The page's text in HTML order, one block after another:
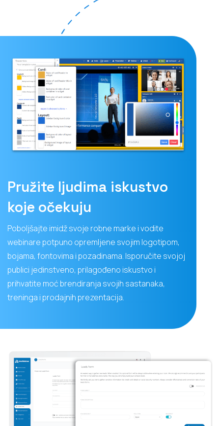
Pružite ljudima iskustvo
koje očekuju
Poboljšajte imidž svoje robne marke i vodite
webinare potpuno opremljene svojim logotipom,
bojama, fontovima i pozadinama. Isporučite svojoj
publici jedinstveno, prilagođeno iskustvo i
prihvatite moć brendiranja svojih sastanaka,
treninga i prodajnih prezentacija.